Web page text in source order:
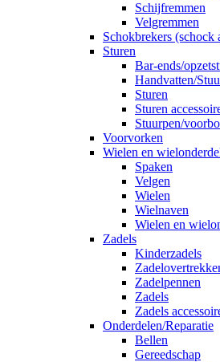
Schijfremmen
Velgremmen
Schokbrekers (schock
Sturen
Bar-ends/
Handvatten/
Sturen
Sturen
Stuurpen/
Voorvorken
Wielen en
Spaken
Velgen
Wielen
Wielnaven
Wielen en
Zadels
Kinderzadels
Zadelpennen
Zadels
Zadels
Onderdelen/Reparatie
Bellen
Gereedschap